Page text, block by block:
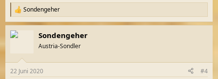
R
e
a
k
e
Sondengeher
Sondengeher
Austria-Sondler
22 Juni 2020 #4